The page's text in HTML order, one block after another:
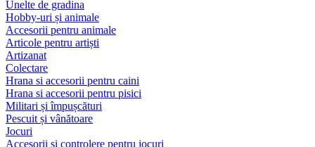
Unelte de gradina
Hobby-uri și animale
Accesorii pentru animale
Articole pentru artiști
Artizanat
Colectare
Hrana si accesorii pentru caini
Hrana si accesorii pentru pisici
Militari și împușcături
Pescuit și vânătoare
Jocuri
Accesorii și controlere pentru jocuri